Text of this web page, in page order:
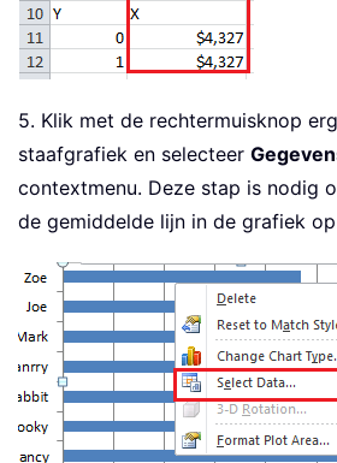
5. Klik met de rechtermuisknop
staafgrafiek en selecteer
contextmenu. Deze stap is nodig
de gemiddelde lijn in de grafiek